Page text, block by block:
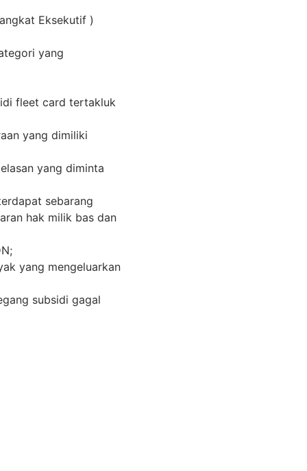
Eksekutif )
yang
fleet card tertakluk
yang dimiliki
yang diminta
sebarang
hak milik bas dan
yang mengeluarkan
subsidi gagal